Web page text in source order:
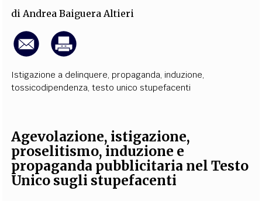
di Andrea Baiguera Altieri
Istigazione a delinquere, propaganda, induzione,
tossicodipendenza,testo unico stupefacenti
Agevolazione, istigazione,
proselitismo, induzione e
propaganda pubblicitaria nel Testo
Unico sugli stupefacenti